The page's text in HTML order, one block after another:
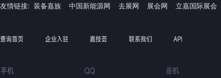
友情链接: 装备嘉族 中国新能源网 去展网 展会网 立嘉国际展会